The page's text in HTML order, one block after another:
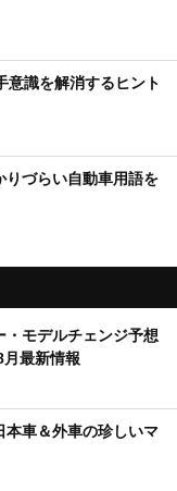
意識を解消するヒント
りづらい自動車用語を
・モデルチェンジ予想
最新情報
本車＆外車の珍しいマ